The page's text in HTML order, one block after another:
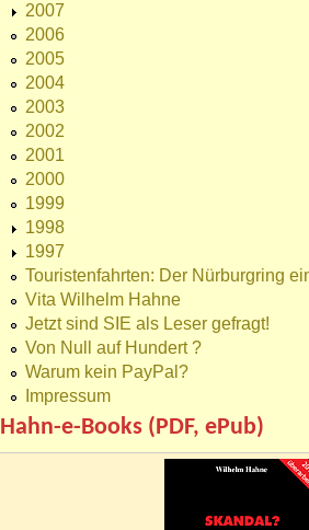
2007
2006
2005
2004
2003
2002
2001
2000
1999
1998
1997
Touristenfahrten: Der Nürburgring
Vita Wilhelm Hahne
Jetzt sind SIE als Leser gefragt!
Von Null auf Hundert ?
Warum kein PayPal?
Impressum
Hahn-e-Books (PDF, ePub)